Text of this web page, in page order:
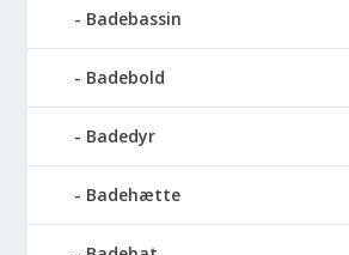
Badebassin
Badebold
Badedyr
Badehætte